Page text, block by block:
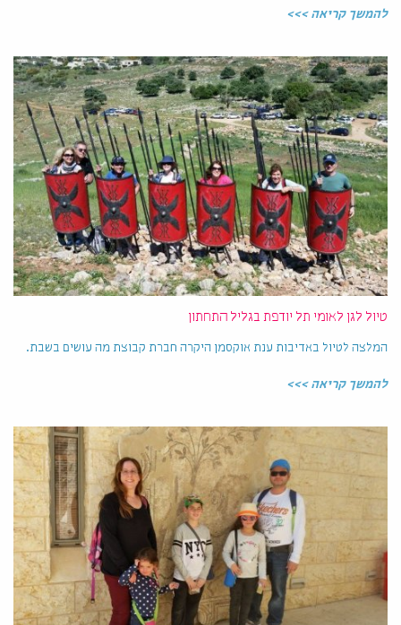
להמשך קריאה >>>
טיול לגן לאומי תל יודפת בגליל התחתון
המלצה לטיול באדיבות ענת אוקסמן היקרה חברת קבוצת מה עושים בשבת.
להמשך קריאה >>>